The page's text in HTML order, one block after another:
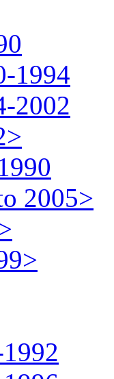
1994
2002
2005>